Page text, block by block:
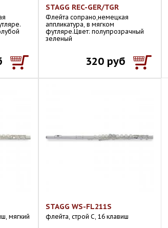
STAGG REC-GER/TGR
Флейта сопрано,немецкая
аппликатура, в мягком
футляре.Цвет: полупрозрачный
зеленый
320 руб
мягкий
STAGG WS-FL211S
флейта, строй C, 16 клавиш